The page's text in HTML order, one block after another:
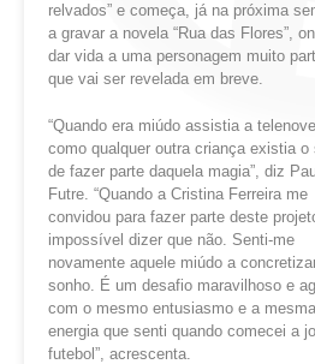
relvados” e começa, já na próxima
a gravar a novela “Rua das Flores”,
dar vida a uma personagem muito
que vai ser revelada em breve.
“Quando era miúdo assistia a
como qualquer outra criança existia o
de fazer parte daquela magia”, diz
Futre. “Quando a Cristina Ferreira me
convidou para fazer parte deste
impossível dizer que não. Senti-me
novamente aquele miúdo a
sonho. É um desafio maravilhoso e
com o mesmo entusiasmo e a mesma
energia que senti quando comecei a
futebol”, acrescenta.